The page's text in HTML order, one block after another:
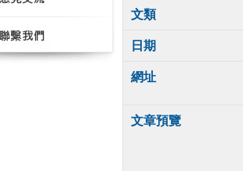
文類
日期
網址
文章預覽